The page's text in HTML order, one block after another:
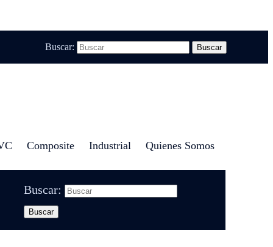
Buscar:
Composite Industrial Quienes Somos
Buscar: